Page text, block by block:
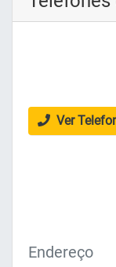
Ver
Endereço